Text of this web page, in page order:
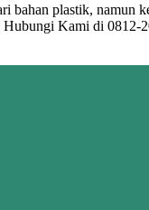
bahan plastik, namun
Kami di 0812-